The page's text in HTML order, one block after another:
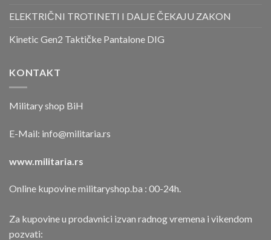
ELEKTRIČNI TROTINETI I DALJE ČEKAJU ZAKON
Kinetic Gen2 Taktičke Pantalone DIG
KONTAKT
Military shop BiH
E-Mail: info@militaria.rs
www.militaria.rs
Online kupovine militaryshop.ba : 00-24h.
Za kupovine u prodavnici izvan radnog vremena i vikendom
pozvati: